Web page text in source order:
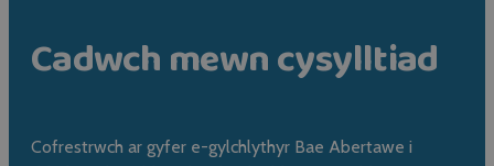
Cadwch mewn cysylltiad
Cofrestrwch ar gyfer e-gylchlythyr Bae Abertawe i